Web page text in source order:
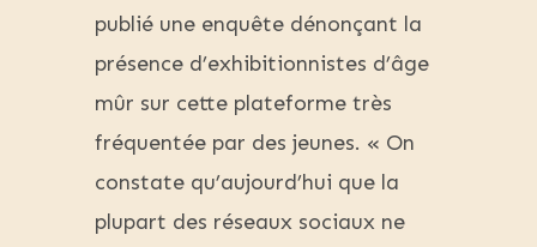
publié une enquête dénonçant la
présence d’exhibitionnistes d’âge
mûr sur cette plateforme très
fréquentée par des jeunes. « On
constate qu’aujourd’hui que la
plupart des réseaux sociaux ne